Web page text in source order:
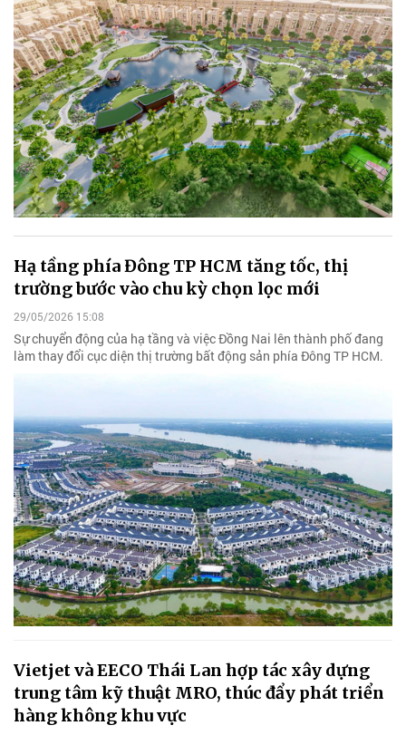
Hạ tầng phía Đông TP HCM tăng tốc, thị
trường bước vào chu kỳ chọn lọc mới
29/05/2026 15:08
Sự chuyển động của hạ tầng và việc Đồng Nai lên thành phố đang
làm thay đổi cục diện thị trường bất động sản phía Đông TP HCM.
Vietjet và EECO Thái Lan hợp tác xây dựng
trung tâm kỹ thuật MRO, thúc đẩy phát triển
hàng không khu vực